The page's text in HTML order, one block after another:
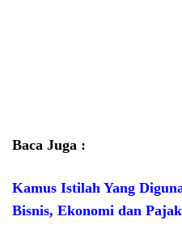
Baca Juga :
Kamus Istilah Yang
Bisnis, Ekonomi dan